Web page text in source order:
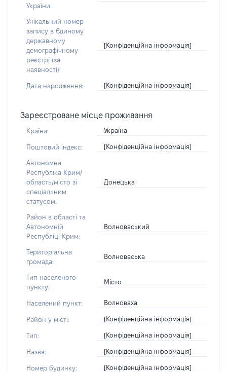
України:
Унікальний номер
запису в Єдиному
державному
демографічному
реєстрі (за
наявності):
[Конфіденційна інформація]
Дата народження: [Конфіденційна інформація]
Зареєстроване місце проживання
Країна: Україна
Поштовий індекс: [Конфіденційна інформація]
Автономна
Республіка Крим/
область/місто зі
спеціальним
статусом:
Донецька
Район в області та
Автономній
Республіці Крим:
Волноваський
Територіальна
громада:
Волноваська
Тип населеного
пункту:
Місто
Населений пункт: Волноваха
Район у місті: [Конфіденційна інформація]
Тип: [Конфіденційна інформація]
Назва: [Конфіденційна інформація]
Номер будинку: [Конфіденційна інформація]